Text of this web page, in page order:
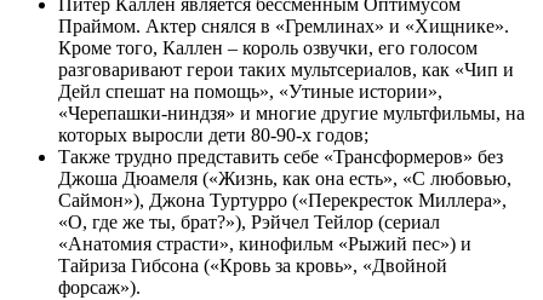
Питер Каллен является бессменным Оптимусом
Праймом. Актер снялся в «Гремлинах» и «Хищнике».
Кроме того, Каллен – король озвучки, его голосом
разговаривают герои таких мультсериалов, как «Чип и
Дейл спешат на помощь», «Утиные истории»,
«Черепашки-ниндзя» и многие другие мультфильмы, на
которых выросли дети 80-90-х годов;
Также трудно представить себе «Трансформеров» без
Джоша Дюамеля («Жизнь, как она есть», «С любовью,
Саймон»), Джона Туртурро («Перекресток Миллера»,
«О, где же ты, брат?»), Рэйчел Тейлор (сериал
«Анатомия страсти», кинофильм «Рыжий пес») и
Тайриза Гибсона («Кровь за кровь», «Двойной
форсаж»).